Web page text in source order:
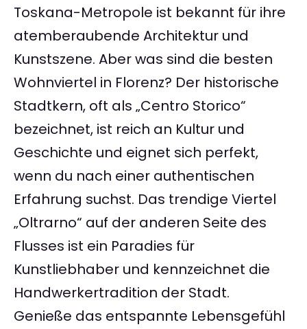
Toskana-Metropole ist bekannt für ihre
atemberaubende Architektur und
Kunstszene. Aber was sind die besten
Wohnviertel in Florenz? Der historische
Stadtkern, oft als „Centro Storico“
bezeichnet, ist reich an Kultur und
Geschichte und eignet sich perfekt,
wenn du nach einer authentischen
Erfahrung suchst. Das trendige Viertel
„Oltrarno“ auf der anderen Seite des
Flusses ist ein Paradies für
Kunstliebhaber und kennzeichnet die
Handwerkertradition der Stadt.
Genieße das entspannte Lebensgefühl